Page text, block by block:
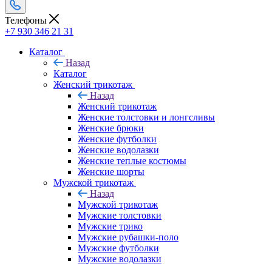
Телефоны
+7 930 346 21 31
Каталог
Назад
Каталог
Женский трикотаж
Назад
Женский трикотаж
Женские толстовки и лонгсливы
Женские брюки
Женские футболки
Женские водолазки
Женские теплые костюмы
Женские шорты
Мужской трикотаж
Назад
Мужской трикотаж
Мужские толстовки
Мужские трико
Мужские рубашки-поло
Мужские футболки
Мужские водолазки